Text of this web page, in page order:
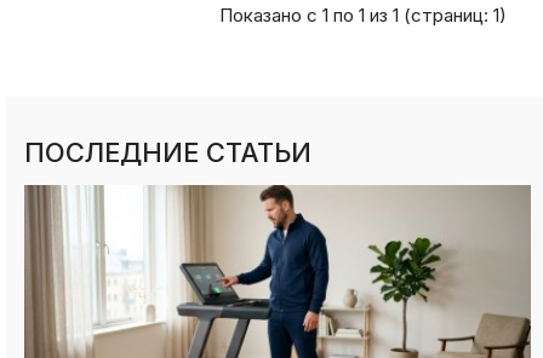
Показано с 1 по 1 из 1 (страниц: 1)
ПОСЛЕДНИЕ СТАТЬИ